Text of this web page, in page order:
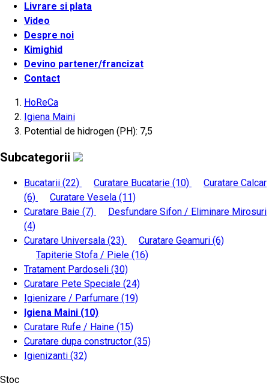
Livrare si plata
Video
Despre noi
Kimighid
Devino partener/francizat
Contact
HoReCa
Igiena Maini
Potential de hidrogen (PH): 7,5
Subcategorii
Bucatarii (22) Curatare Bucatarie (10)
Curatare Calcar
(6)
Curatare Vesela (11)
Curatare Baie (7)
Desfundare Sifon / Eliminare Mirosuri
(4)
Curatare Universala (23) Curatare Geamuri (6)
Tapiterie Stofa / Piele (16)
Tratament Pardoseli (30)
Curatare Pete Speciale (24)
Igienizare / Parfumare (19)
Igiena Maini (10)
Curatare Rufe / Haine (15)
Curatare dupa constructor (35)
Igienizanti (32)
Stoc